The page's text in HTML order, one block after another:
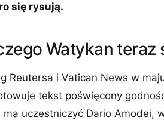
się rysują.
Watykan teraz
Reutersa i Vatican News w
tekst poświęcony
ma uczestniczyć Dario Amodei,